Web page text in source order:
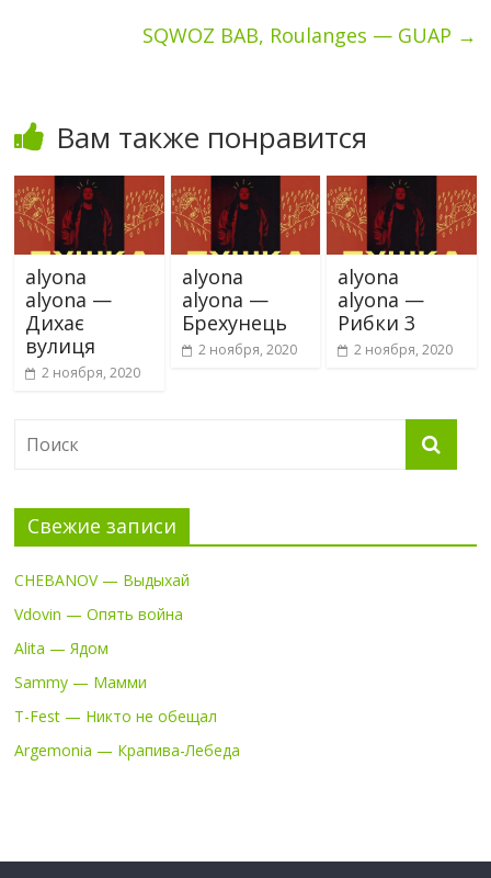
SQWOZ BAB, Roulanges — GUAP →
Вам также понравится
alyona
alyona —
Дихає
вулиця
2 ноября, 2020
alyona
alyona —
Брехунець
2 ноября, 2020
alyona
alyona —
Рибки 3
2 ноября, 2020
Свежие записи
CHEBANOV — Выдыхай
Vdovin — Опять война
Alita — Ядом
Sammy — Мамми
T-Fest — Никто не обещал
Argemonia — Крапива-Лебеда